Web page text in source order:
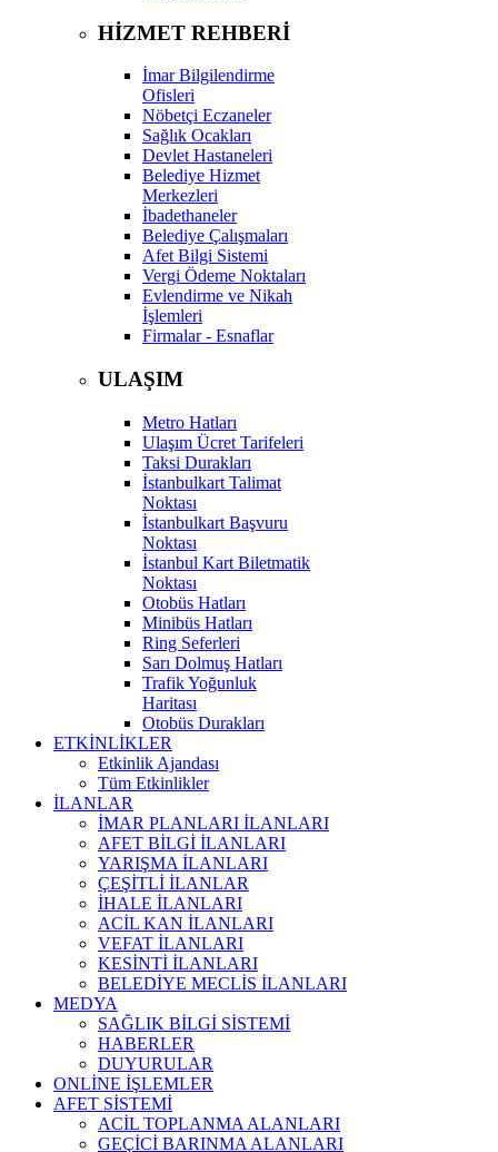
HİZMET REHBERİ
İmar Bilgilendirme
Ofisleri
Nöbetçi Eczaneler
Sağlık Ocakları
Devlet Hastaneleri
Belediye Hizmet
Merkezleri
İbadethaneler
Belediye Çalışmaları
Afet Bilgi Sistemi
Vergi Ödeme Noktaları
Evlendirme ve Nikah
İşlemleri
Firmalar - Esnaflar
ULAŞIM
Metro Hatları
Ulaşım Ücret Tarifeleri
Taksi Durakları
İstanbulkart Talimat
Noktası
İstanbulkart Başvuru
Noktası
İstanbul Kart Biletmatik
Noktası
Otobüs Hatları
Minibüs Hatları
Ring Seferleri
Sarı Dolmuş Hatları
Trafik Yoğunluk
Haritası
Otobüs Durakları
ETKİNLİKLER
Etkinlik Ajandası
Tüm Etkinlikler
İLANLAR
İMAR PLANLARI İLANLARI
AFET BİLGİ İLANLARI
YARIŞMA İLANLARI
ÇEŞİTLİ İLANLAR
İHALE İLANLARI
ACİL KAN İLANLARI
VEFAT İLANLARI
KESİNTİ İLANLARI
BELEDİYE MECLİS İLANLARI
MEDYA
SAĞLIK BİLGİ SİSTEMİ
HABERLER
DUYURULAR
ONLİNE İŞLEMLER
AFET SİSTEMİ
ACİL TOPLANMA ALANLARI
GEÇİCİ BARINMA ALANLARI